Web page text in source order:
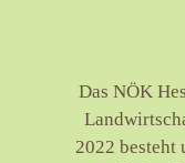
Das NÖK
2022 besteht